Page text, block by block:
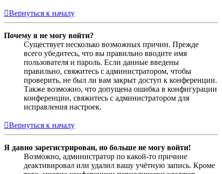
Вернуться к началу
Почему я не могу войти?
Существует несколько возможных причин. Прежде
всего убедитесь, что вы правильно вводите имя
пользователя и пароль. Если данные введены
правильно, свяжитесь с администратором, чтобы
проверить, не был ли вам закрыт доступ к конференции.
Также возможно, что допущена ошибка в конфигурации
конференции, свяжитесь с администратором для
исправления настроек.
Вернуться к началу
Я давно зарегистрирован, но больше не могу войти!
Возможно, администратор по какой-то причине
деактивировал или удалил вашу учётную запись. Кроме